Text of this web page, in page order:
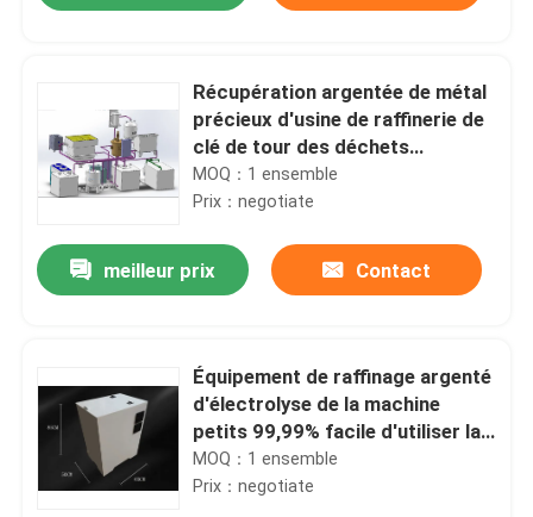
Récupération argentée de métal
précieux d'usine de raffinerie de
clé de tour des déchets
électroniques
MOQ：1 ensemble
Prix：negotiate
meilleur prix Contact
Équipement de raffinage argenté
d'électrolyse de la machine
petits 99,99% facile d'utiliser la
preuve de fuite
MOQ：1 ensemble
Prix：negotiate